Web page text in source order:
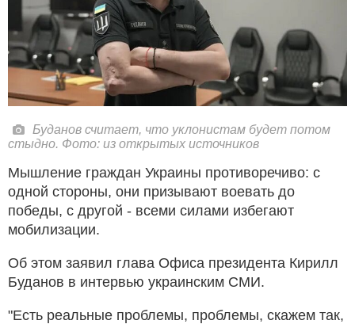
Буданов считает, что уклонистам будет потом
стыдно. Фото: из открытых источников
Мышление граждан Украины противоречиво: с
одной стороны, они призывают воевать до
победы, с другой - всеми силами избегают
мобилизации.
Об этом заявил глава Офиса президента Кирилл
Буданов в интервью украинским СМИ.
"Есть реальные проблемы, проблемы, скажем так,